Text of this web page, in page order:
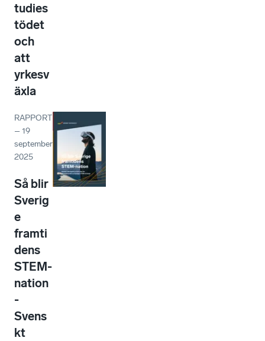
tudies
tödet
och
att
yrkesv
äxla
RAPPORT
–19
september
2025
Så blir
Sverig
e
framti
dens
STEM-
nation
-
Svens
kt